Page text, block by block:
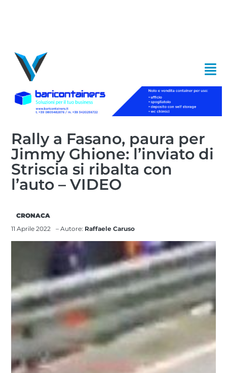
Rally a Fasano, paura per
Jimmy Ghione: l’inviato di
Striscia si ribalta con
l’auto – VIDEO
CRONACA
11 Aprile 2022
– Autore: Raffaele Caruso